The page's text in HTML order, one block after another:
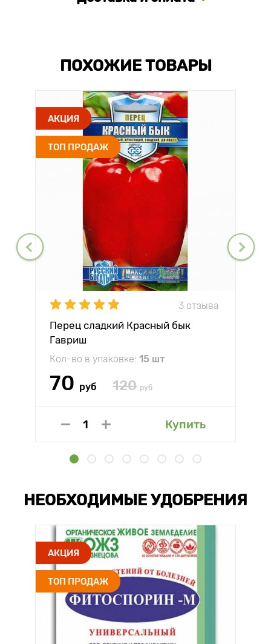
ПОХОЖИЕ ТОВАРЫ
АКЦИЯ
ТОП ПРОДАЖ
3 отзыва
Перец сладкий Красный бык
Гавриш
Кол-во в упаковке: 15 шт
70 руб 120 руб
Купить
НЕОБХОДИМЫЕ УДОБРЕНИЯ
АКЦИЯ
ТОП ПРОДАЖ